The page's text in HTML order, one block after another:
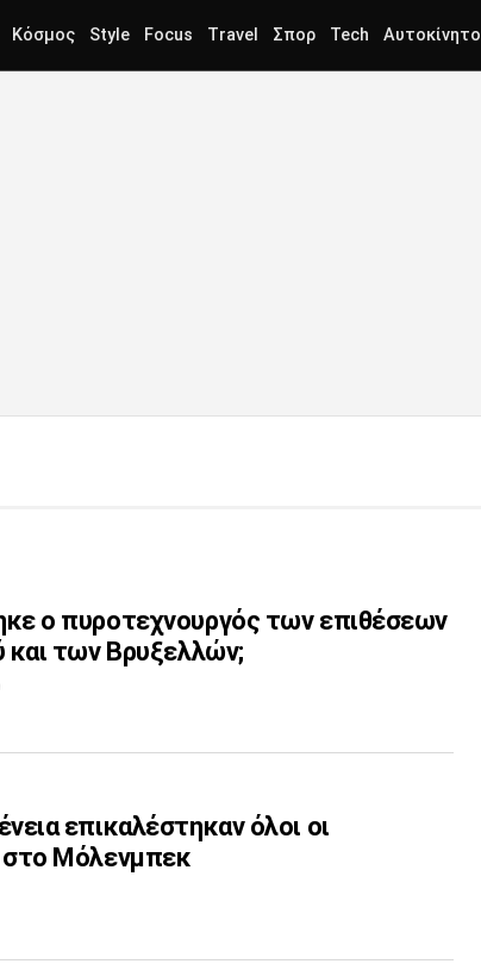
Κόσμος Style Focus Travel Σπορ Tech Αυτοκίνητο
ο πυροτεχνουργός των επιθέσεων
και των Βρυξελλών;
επικαλέστηκαν όλοι οι
στο Μόλενμπεκ